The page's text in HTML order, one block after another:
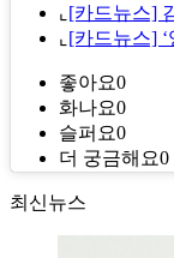
⌞ [카드뉴스]
⌞ [카드뉴스]
좋아요0
화나요0
슬퍼요0
더 궁금해요0
최신뉴스